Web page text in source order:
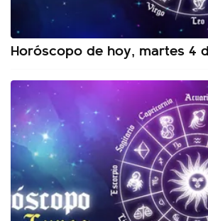
Horóscopo de hoy, martes 4